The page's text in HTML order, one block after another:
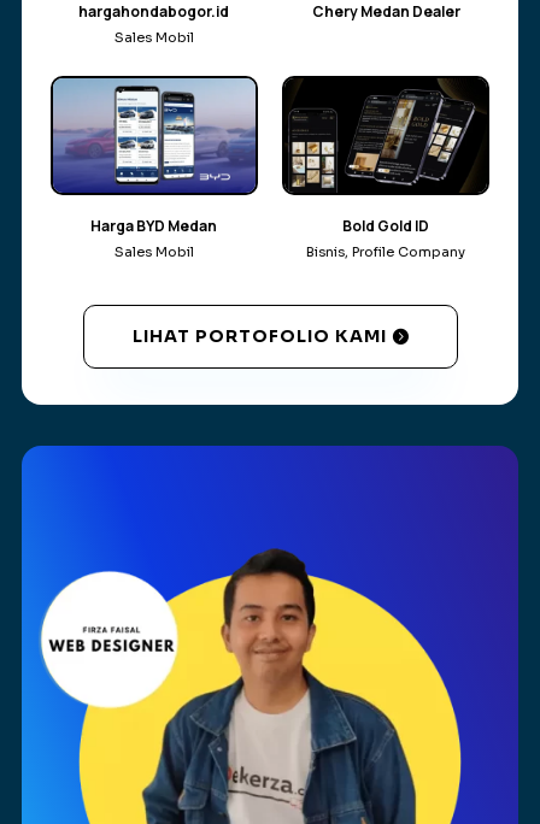
hargahondabogor.id
Sales Mobil
Chery Medan Dealer
Harga BYD Medan
Sales Mobil
Bold Gold ID
Bisnis,Profile Company
LIHAT PORTOFOLIO KAMI